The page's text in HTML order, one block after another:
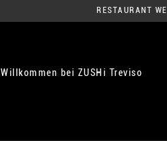
RESTAURANT
Willkommen bei ZUSHi Treviso